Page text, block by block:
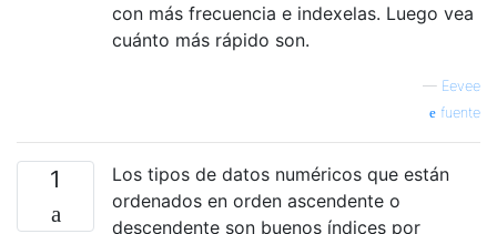
con más frecuencia e indexelas. Luego vea
cuánto más rápido son.
— Eevee
fuente
1
Los tipos de datos numéricos que están
ordenados en orden ascendente o
descendente son buenos índices por